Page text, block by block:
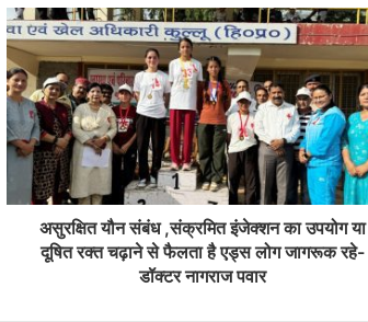
असुरक्षित यौन संबंध ,संक्रमित इंजेक्शन का उपयोग या
दूषित रक्त चढ़ाने से फैलता है एड्स लोग जागरूक रहे-
डॉक्टर नागराज पवार